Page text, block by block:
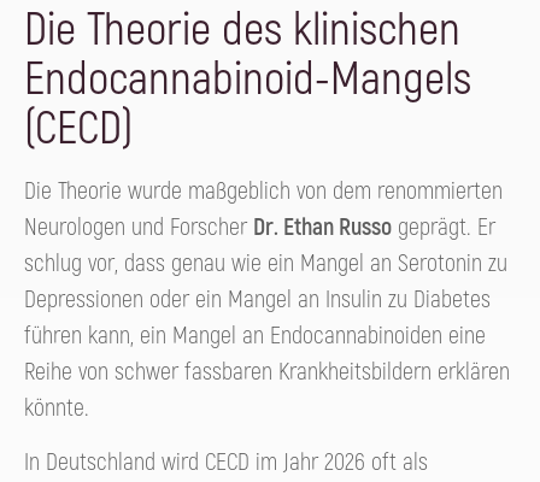
Die Theorie des klinischen
Endocannabinoid-Mangels
(CECD)
Die Theorie wurde maßgeblich von dem renommierten
Neurologen und Forscher Dr. Ethan Russo geprägt. Er
schlug vor, dass genau wie ein Mangel an Serotonin zu
Depressionen oder ein Mangel an Insulin zu Diabetes
führen kann, ein Mangel an Endocannabinoiden eine
Reihe von schwer fassbaren Krankheitsbildern erklären
könnte.
In Deutschland wird CECD im Jahr 2026 oft als